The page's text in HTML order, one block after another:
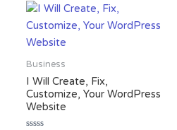
Business
I Will Create, Fix,
Customize, Your WordPress
Website